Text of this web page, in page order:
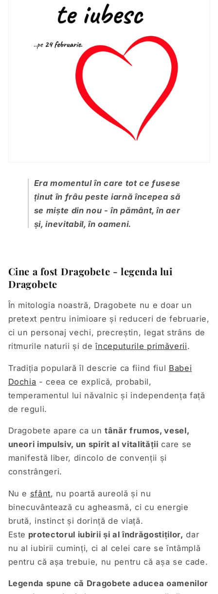
Era momentul în care tot ce fusese
ținut în frâu peste iarnă începea să
se miște din nou - în pământ, în aer
și, inevitabil, în oameni.
Cine a fost Dragobete - legenda lui
Dragobete
În mitologia noastră, Dragobete nu e doar un
pretext pentru inimioare și reduceri de februarie,
ci un personaj vechi, precreștin, legat strâns de
ritmurile naturii și deînceputurile primăverii.
Tradiția populară îl descrie ca fiind fiul Babei
Dochia - ceea ce explică, probabil,
temperamentul lui năvalnic și independența față
de reguli.
Dragobete apare ca untânăr frumos, vesel,
uneori impulsiv, un spirit al vitalității care se
manifestă liber, dincolo de convenții și
constrângeri.
Nu e sfânt, nu poartă aureolă și nu
binecuvântează cu agheasmă, ci cu energie
brută, instinct și dorință de viață.
Este protectorul iubirii și al îndrăgostiților, dar
nu al iubirii cuminți, ci al celei care se întâmplă
pentru că așa trebuie, nu pentru că așa se cade.
Legenda spune că Dragobete aducea oamenilor